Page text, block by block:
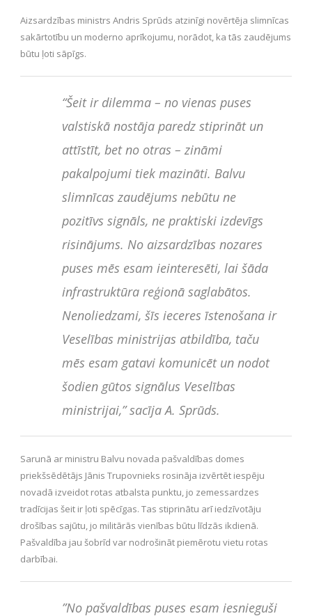
Aizsardzības ministrs Andris Sprūds atzinīgi novērtēja slimnīcas
sakārtotību un moderno aprīkojumu, norādot, ka tās zaudējums
būtu ļoti sāpīgs.
“Šeit ir dilemma – no vienas puses
valstiskā nostāja paredz stiprināt un
attīstīt, bet no otras – zināmi
pakalpojumi tiek mazināti. Balvu
slimnīcas zaudējums nebūtu ne
pozitīvs signāls, ne praktiski izdevīgs
risinājums. No aizsardzības nozares
puses mēs esam ieinteresēti, lai šāda
infrastruktūra reģionā saglabātos.
Nenoliedzami, šīs ieceres īstenošana ir
Veselības ministrijas atbildība, taču
mēs esam gatavi komunicēt un nodot
šodien gūtos signālus Veselības
ministrijai,” sacīja A. Sprūds.
Sarunā ar ministru Balvu novada pašvaldības domes
priekšsēdētājs Jānis Trupovnieks rosināja izvērtēt iespēju
novadā izveidot rotas atbalsta punktu, jo zemessardzes
tradīcijas šeit ir ļoti spēcīgas. Tas stiprinātu arī iedzīvotāju
drošības sajūtu, jo militārās vienības būtu līdzās ikdienā.
Pašvaldība jau šobrīd var nodrošināt piemērotu vietu rotas
darbībai.
”No pašvaldības puses esam iesnieguši